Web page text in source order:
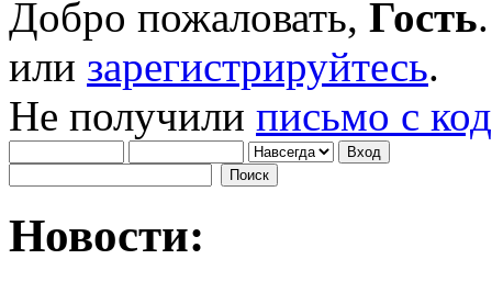
Добро пожаловать, Гость
или зарегистрируйтесь.
Не получили письмо с
Новости: